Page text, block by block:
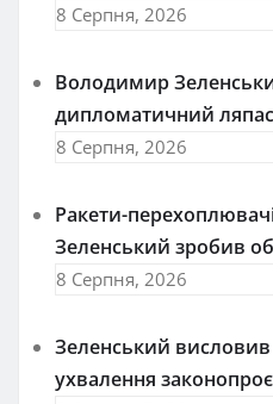
8 Серпня, 2026
Володимир
дипломатичний ляпас
8 Серпня, 2026
Ракети-
Зеленський зробив
8 Серпня, 2026
Зеленський
ухвалення